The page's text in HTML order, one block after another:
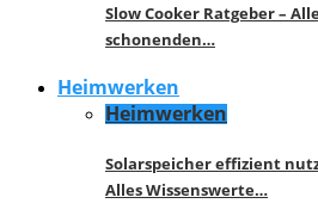
Slow Cooker Ratgeber –
schonenden…
Heimwerken
Heimwerken
Solarspeicher effizient
Alles Wissenswerte…